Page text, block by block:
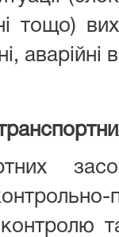
тощо)
аварійні